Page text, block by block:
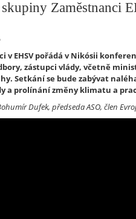
Zaměstnanci
v EHSV pořádá v Nikósii
zástupci vlády, včetně
Setkání se bude zabývat
a prolínání změny klimatu a
Dufek, předseda ASO, člen